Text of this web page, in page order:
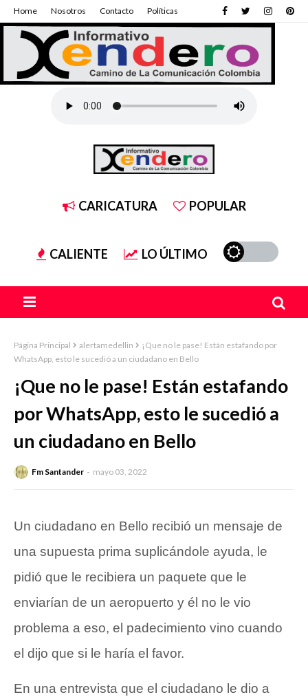
Home Nosotros Contacto Políticas
CARICATURA POPULAR
CALIENTE LO ÚLTIMO
Página Principal alertamedellin
¡Que no le pase! Están estafando por
WhatsApp, esto le sucedió a un ciudadano en Bello
¡Que no le pase! Están estafando
por WhatsApp, esto le sucedió a
un ciudadano en Bello
Fm Santander mayo 03, 2022
Un ciudadano en Bello recibió un mensaje de
una supuesta prima suplicándole ayuda, le
pidió que le recibiera un paquete que le
enviarían de un aeropuerto y él no le vio
problema a eso, el padecimiento vino cuando
el dijo que si le haría el favor.
En una entrevista que el ciudadano le dio a